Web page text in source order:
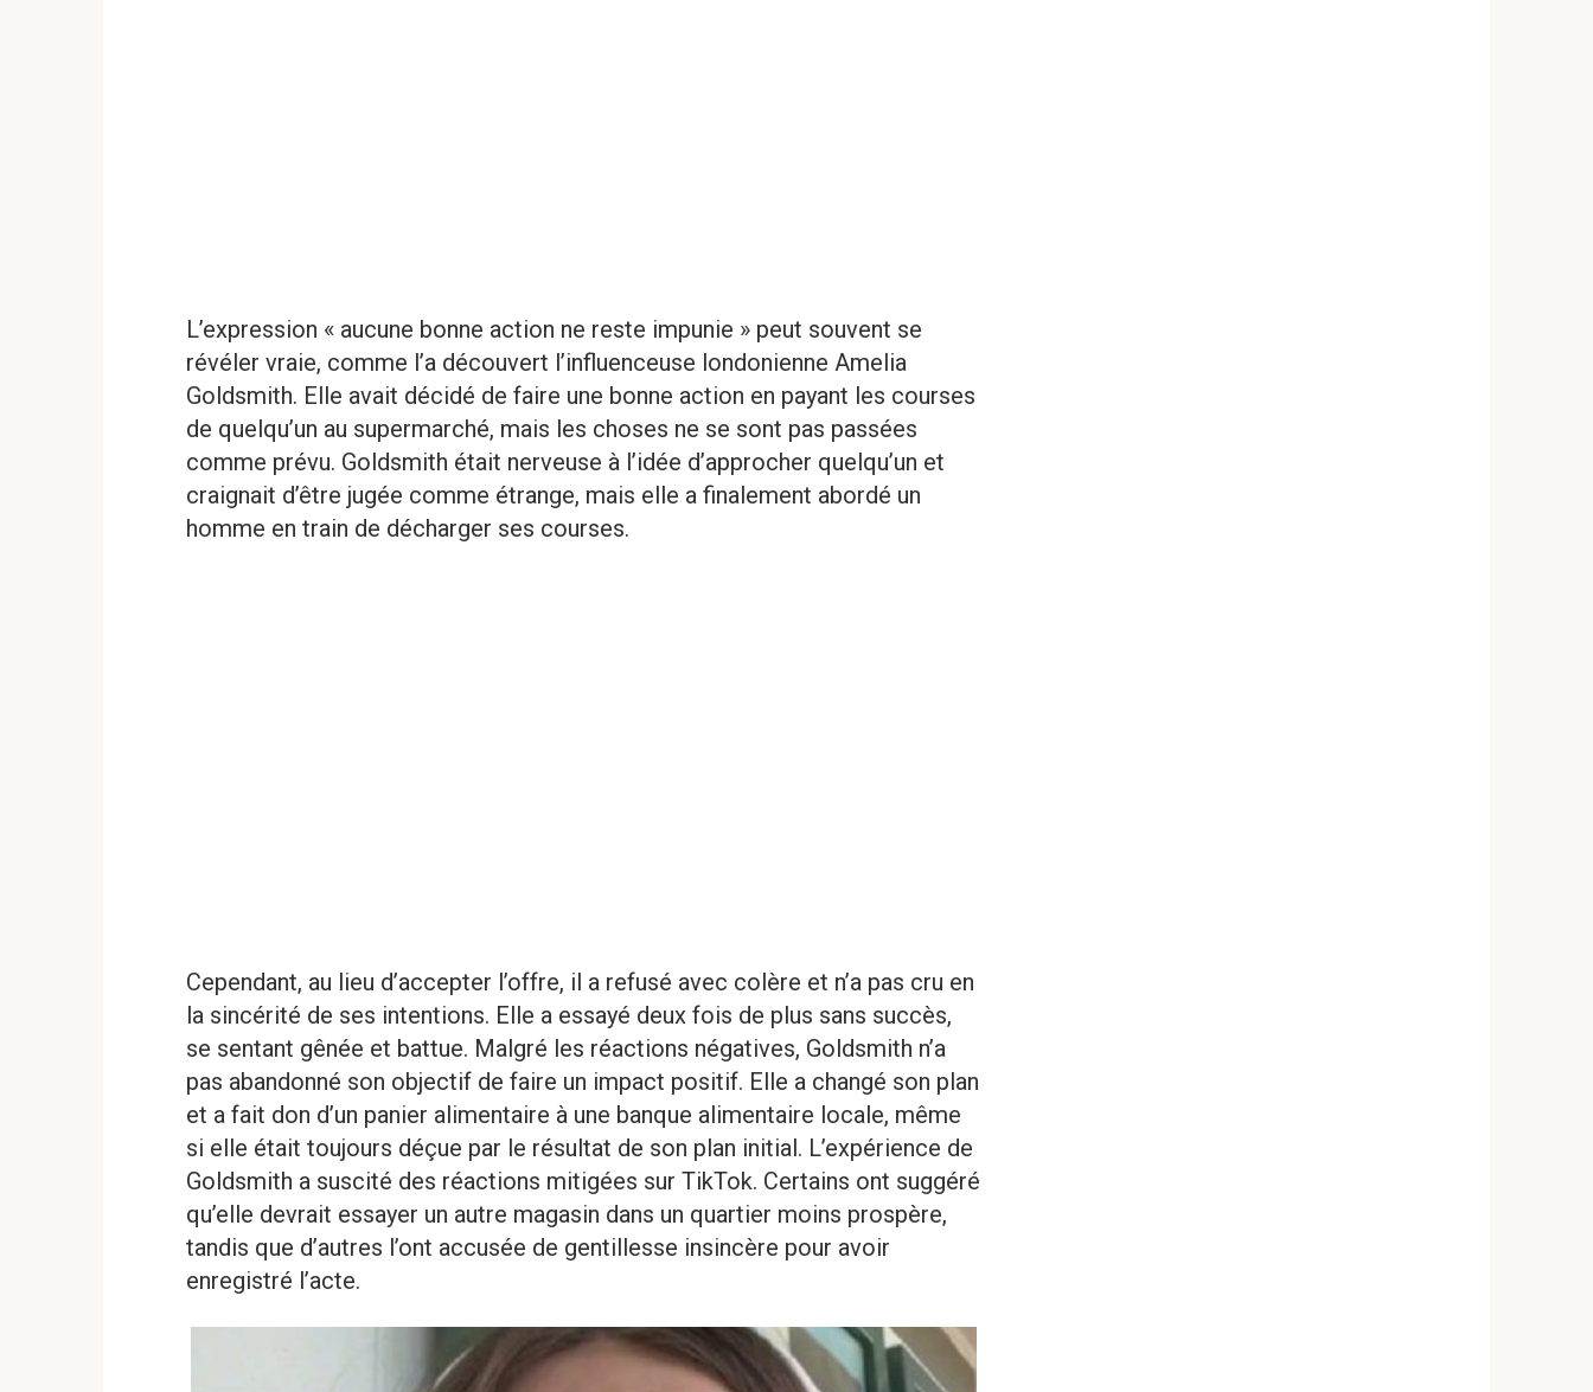
L’expression « aucune bonne action ne reste impunie » peut souvent se
révéler vraie, comme l’a découvert l’influenceuse londonienne Amelia
Goldsmith. Elle avait décidé de faire une bonne action en payant les courses
de quelqu’un au supermarché, mais les choses ne se sont pas passées
comme prévu. Goldsmith était nerveuse à l’idée d’approcher quelqu’un et
craignait d’être jugée comme étrange, mais elle a finalement abordé un
homme en train de décharger ses courses.
Cependant, au lieu d’accepter l’offre, il a refusé avec colère et n’a pas cru en
la sincérité de ses intentions. Elle a essayé deux fois de plus sans succès,
se sentant gênée et battue. Malgré les réactions négatives, Goldsmith n’a
pas abandonné son objectif de faire un impact positif. Elle a changé son plan
et a fait don d’un panier alimentaire à une banque alimentaire locale, même
si elle était toujours déçue par le résultat de son plan initial. L’expérience de
Goldsmith a suscité des réactions mitigées sur TikTok. Certains ont suggéré
qu’elle devrait essayer un autre magasin dans un quartier moins prospère,
tandis que d’autres l’ont accusée de gentillesse insincère pour avoir
enregistré l’acte.